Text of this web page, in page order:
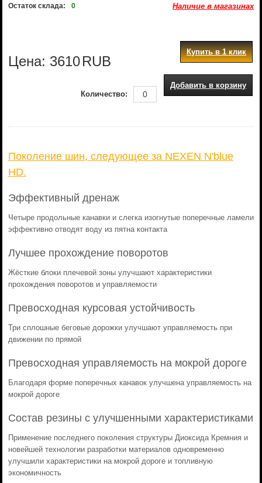
Остаток склада: 0 Наличие в магазинах
Цена: 3610RUB
Купить в 1 клик
Добавить в корзину
Количество:
Поколение шин, следующее за NEXEN N'blue
HD.
Эффективный дренаж
Четыре продольные канавки и слегка изогнутые поперечные ламели
эффективно отводят воду из пятна контакта
Лучшее прохождение поворотов
Жёсткие блоки плечевой зоны улучшают характеристики
прохождения поворотов и управляемости
Превосходная курсовая устойчивость
Три сплошные беговые дорожки улучшают управляемость при
движении по прямой
Превосходная управляемость на мокрой дороге
Благодаря форме поперечных канавок улучшена управляемость на
мокрой дороге
Состав резины с улучшенными характеристиками
Применение последнего поколения структуры Диоксида Кремния и
новейшей технологии разработки материалов одновременно
улучшили характеристики на мокрой дороге и топливную
экономичность